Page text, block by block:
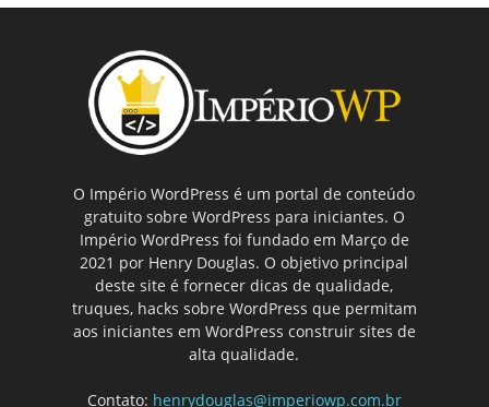
O Império WordPress é um portal de conteúdo
gratuito sobre WordPress para iniciantes. O
Império WordPress foi fundado em Março de
2021 por Henry Douglas. O objetivo principal
deste site é fornecer dicas de qualidade,
truques, hacks sobre WordPress que permitam
aos iniciantes em WordPress construir sites de
alta qualidade.
Contato: henrydouglas@imperiowp.com.br